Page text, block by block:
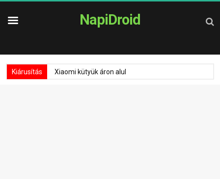
NapiDroid
Kiárusítás Xiaomi kütyük áron alul